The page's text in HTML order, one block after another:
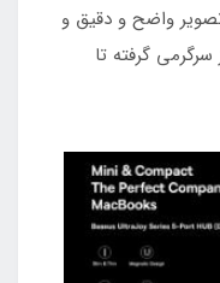
واضح و دقیق و
گرفته تا